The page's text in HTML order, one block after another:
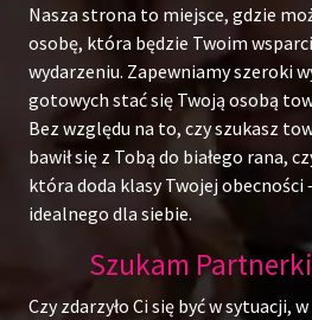
Nasza strona to miejsce, gdzie
osobę, która będzie Twoim
wydarzeniu. Zapewniamy szeroki
gotowych stać się Twoją osobą
Bez względu na to, czy szukasz
bawił się z Tobą do białego rana,
która doda klasy Twojej obecności
idealnego dla siebie.
Szukam
Czy zdarzyło Ci się być w sytuacji,